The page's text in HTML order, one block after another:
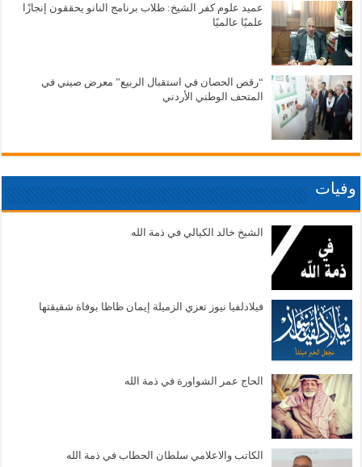
عميد علوم كفر الشيخ: طلاب برنامج النانو يحققون إنجازًا
علميًا عالميًا
“رقص الحصان في استقبال الربيع” معرض صيني في
المتحف الوطني الأردني
وفيات
الشيخ خالد الكيالي في ذمة الله
فيلادلفيا نيوز تعزي الزميلة إيمان ظاظا بوفاة شقيقتها
الحاج عمر الشواورة في ذمة الله
الكاتب والاعلامي سلطان الحطاب في ذمة الله